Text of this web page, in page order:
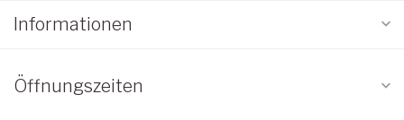
Informationen
Öffnungszeiten